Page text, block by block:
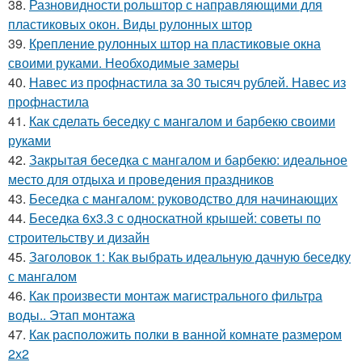
38. Разновидности рольштор с направляющими для
пластиковых окон. Виды рулонных штор
39. Крепление рулонных штор на пластиковые окна
своими руками. Необходимые замеры
40. Навес из профнастила за 30 тысяч рублей. Навес из
профнастила
41. Как сделать беседку с мангалом и барбекю своими
руками
42. Закрытая беседка с мангалом и барбекю: идеальное
место для отдыха и проведения праздников
43. Беседка с мангалом: руководство для начинающих
44. Беседка 6х3.3 с односкатной крышей: советы по
строительству и дизайн
45. Заголовок 1: Как выбрать идеальную дачную беседку
с мангалом
46. Как произвести монтаж магистрального фильтра
воды.. Этап монтажа
47. Как расположить полки в ванной комнате размером
2х2